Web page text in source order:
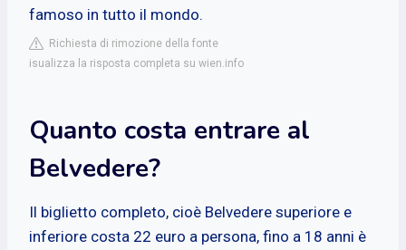
famoso in tutto il mondo.
Richiesta di rimozione della fonte
isualizza la risposta completa su wien.info
Quanto costa entrare al
Belvedere?
Il biglietto completo, cioè Belvedere superiore e
inferiore costa 22 euro a persona, fino a 18 anni è